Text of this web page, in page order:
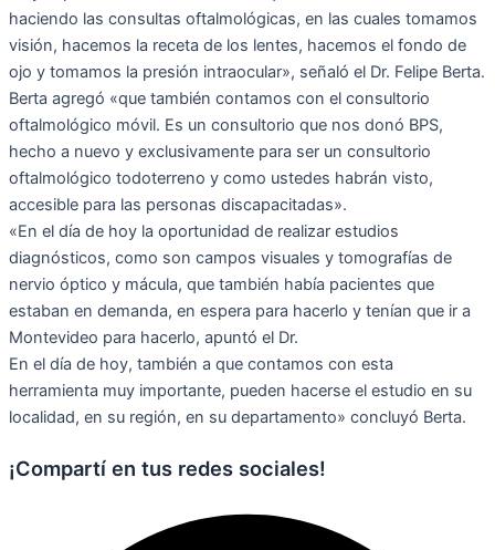
haciendo las consultas oftalmológicas, en las cuales tomamos
visión, hacemos la receta de los lentes, hacemos el fondo de
ojo y tomamos la presión intraocular», señaló el Dr. Felipe Berta.
Berta agregó «que también contamos con el consultorio
oftalmológico móvil. Es un consultorio que nos donó BPS,
hecho a nuevo y exclusivamente para ser un consultorio
oftalmológico todoterreno y como ustedes habrán visto,
accesible para las personas discapacitadas».
«En el día de hoy la oportunidad de realizar estudios
diagnósticos, como son campos visuales y tomografías de
nervio óptico y mácula, que también había pacientes que
estaban en demanda, en espera para hacerlo y tenían que ir a
Montevideo para hacerlo, apuntó el Dr.
En el día de hoy, también a que contamos con esta
herramienta muy importante, pueden hacerse el estudio en su
localidad, en su región, en su departamento» concluyó Berta.
¡Compartí en tus redes sociales!